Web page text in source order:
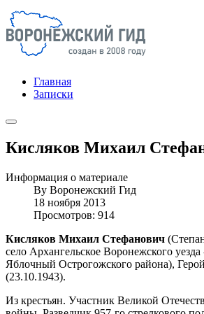
Главная
Записки
Кисляков Михаил
Информация о материале
By Воронежский Гид
18 ноября 2013
Просмотров: 914
Кисляков Михаил Стефанович
село Архангельское Воронежского
Яблочный Острогожского района),
(23.10.1943).
Из крестьян. Участник Великой